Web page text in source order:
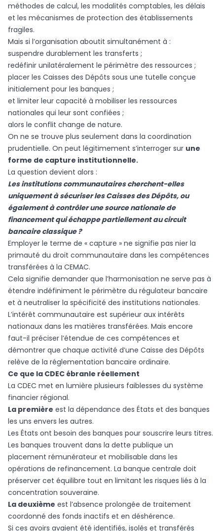
méthodes de calcul, les modalités comptables, les délais
et les mécanismes de protection des établissements
fragiles.
Mais si l’organisation aboutit simultanément à :
suspendre durablement les transferts ;
redéfinir unilatéralement le périmètre des ressources ;
placer les Caisses des Dépôts sous une tutelle conçue
initialement pour les banques ;
et limiter leur capacité à mobiliser les ressources
nationales qui leur sont confiées ;
alors le conflit change de nature.
On ne se trouve plus seulement dans la coordination
prudentielle. On peut légitimement s’interroger sur une
forme de capture institutionnelle.
La question devient alors :
Les institutions communautaires cherchent-elles
uniquement à sécuriser les Caisses des Dépôts, ou
également à contrôler une source nationale de
financement qui échappe partiellement au circuit
bancaire classique ?
Employer le terme de « capture » ne signifie pas nier la
primauté du droit communautaire dans les compétences
transférées à la CEMAC.
Cela signifie demander que l’harmonisation ne serve pas à
étendre indéfiniment le périmètre du régulateur bancaire
et à neutraliser la spécificité des institutions nationales.
L’intérêt communautaire est supérieur aux intérêts
nationaux dans les matières transférées. Mais encore
faut-il préciser l’étendue de ces compétences et
démontrer que chaque activité d’une Caisse des Dépôts
relève de la réglementation bancaire ordinaire.
Ce que la CDEC ébranle réellement
La CDEC met en lumière plusieurs faiblesses du système
financier régional.
La première est la dépendance des États et des banques
les uns envers les autres.
Les États ont besoin des banques pour souscrire leurs titres.
Les banques trouvent dans la dette publique un
placement rémunérateur et mobilisable dans les
opérations de refinancement. La banque centrale doit
préserver cet équilibre tout en limitant les risques liés à la
concentration souveraine.
La deuxième est l’absence prolongée de traitement
coordonné des fonds inactifs et en déshérence.
Si ces avoirs avaient été identifiés, isolés et transférés